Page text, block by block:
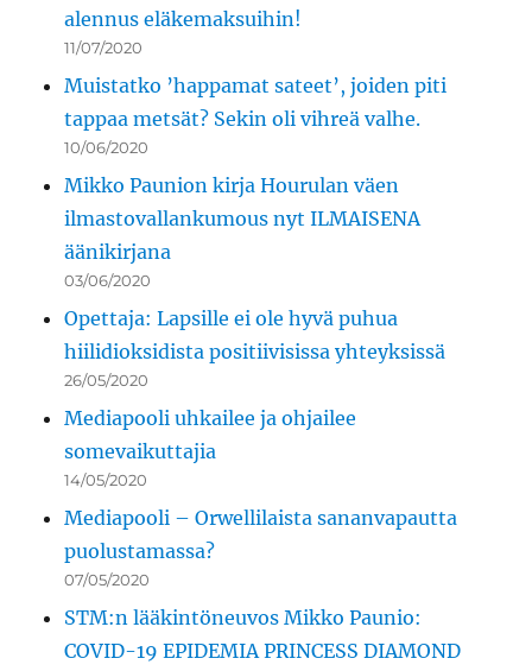
alennus eläkemaksuihin!
11/07/2020
Muistatko ’happamat sateet’, joiden piti
tappaa metsät? Sekin oli vihreä valhe.
10/06/2020
Mikko Paunion kirja Hourulan väen
ilmastovallankumous nyt ILMAISENA
äänikirjana
03/06/2020
Opettaja: Lapsille ei ole hyvä puhua
hiilidioksidista positiivisissa yhteyksissä
26/05/2020
Mediapooli uhkailee ja ohjailee
somevaikuttajia
14/05/2020
Mediapooli – Orwellilaista sananvapautta
puolustamassa?
07/05/2020
STM:n lääkintöneuvos Mikko Paunio:
COVID-19 EPIDEMIA PRINCESS DIAMOND